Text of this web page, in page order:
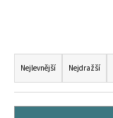
Ř
a
z
e
Nejlevnější Nejdražší
e
m
e